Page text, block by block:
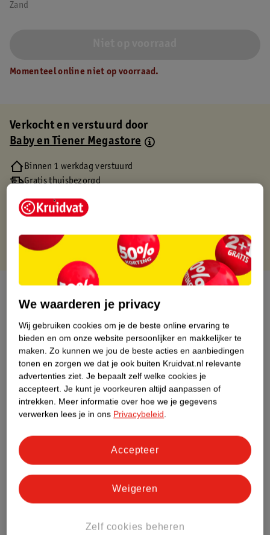
Zand
Momenteel online niet op voorraad.
Verkocht en verstuurd door
Baby en Tiener Megastore
Binnen 1 werkdag verstuurd
Gratis thuisbezorgd
Gratis punten met je Kruidvat kaart
Over dit product
Nature Impact Score
Dit product heeft (nog) geen Nature
Impact Score.
Meer informatie
Bestel & Bezorginformatie
Bekijk ook
We waarderen je privacy
Wij gebruiken cookies om je de beste online ervaring te
bieden en om onze website persoonlijker en makkelijker te
maken. Zo kunnen we jou de beste acties en aanbiedingen
tonen en zorgen we dat je ook buiten Kruidvat.nl relevante
advertenties ziet. Je bepaalt zelf welke cookies je
accepteert. Je kunt je voorkeuren altijd aanpassen of
intrekken. Meer informatie over hoe we je gegevens
verwerken lees je in ons Privacybeleid.
Zelf cookies beheren
Weigeren
Accepteer